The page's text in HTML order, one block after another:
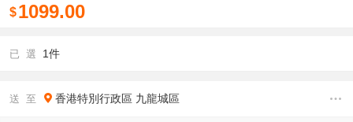
$1099.00
已 選 1件
送 至 香港特別行政區 九龍城區